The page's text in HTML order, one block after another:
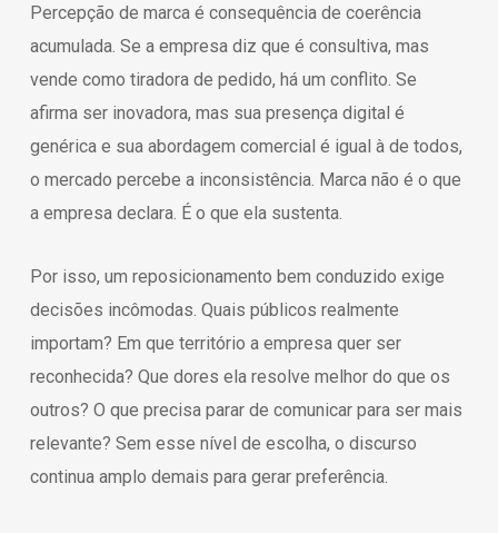
Percepção de marca é consequência de coerência
acumulada. Se a empresa diz que é consultiva, mas
vende como tiradora de pedido, há um conflito. Se
afirma ser inovadora, mas sua presença digital é
genérica e sua abordagem comercial é igual à de todos,
o mercado percebe a inconsistência. Marca não é o que
a empresa declara. É o que ela sustenta.
Por isso, um reposicionamento bem conduzido exige
decisões incômodas. Quais públicos realmente
importam? Em que território a empresa quer ser
reconhecida? Que dores ela resolve melhor do que os
outros? O que precisa parar de comunicar para ser mais
relevante? Sem esse nível de escolha, o discurso
continua amplo demais para gerar preferência.